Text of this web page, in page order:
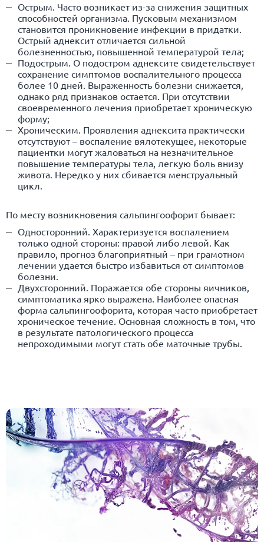
Острым. Часто возникает из-за снижения защитных
способностей организма. Пусковым механизмом
становится проникновение инфекции в придатки.
Острый аднексит отличается сильной
болезненностью, повышенной температурой тела;
Подострым. О подостром аднексите свидетельствует
сохранение симптомов воспалительного процесса
более 10 дней. Выраженность болезни снижается,
однако ряд признаков остается. При отсутствии
своевременного лечения приобретает хроническую
форму;
Хроническим. Проявления аднексита практически
отсутствуют – воспаление вялотекущее, некоторые
пациентки могут жаловаться на незначительное
повышение температуры тела, легкую боль внизу
живота. Нередко у них сбивается менструальный
цикл.
По месту возникновения сальпингоофорит бывает:
Односторонний. Характеризуется воспалением
только одной стороны: правой либо левой. Как
правило, прогноз благоприятный – при грамотном
лечении удается быстро избавиться от симптомов
болезни.
Двухсторонний. Поражается обе стороны яичников,
симптоматика ярко выражена. Наиболее опасная
форма сальпингоофорита, которая часто приобретает
хроническое течение. Основная сложность в том, что
в результате патологического процесса
непроходимыми могут стать обе маточные трубы.